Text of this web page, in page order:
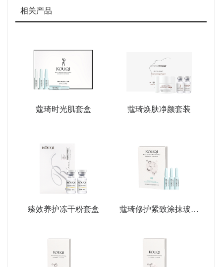
相关产品
蔻琦时光肌套盒 蔻琦焕肤净颜套装
臻效养护冻干粉套盒
蔻琦修护紧致涂抹玻尿